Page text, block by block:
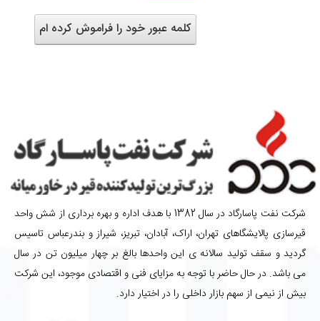
کلمه عبور خود را فراموش کرده ام
شرکت نفت پاسارگاد در سال 1382 با هدف اداره و بهره برداری از شش واحد
قیرسازی پالایشگاهای تهران، اراک، آبادان، تبریز، شیراز و بندرعباس تاسیس
گردید و سقف تولید سالانه ی این واحدها بالغ بر چهار میلیون تن در سال
می باشد. در حال حاضر با توجه به مزایای فنی و اقتصادی موجود، این شرکت
بیش از نیمی از سهم بازار داخلی را در اختیار دارد.